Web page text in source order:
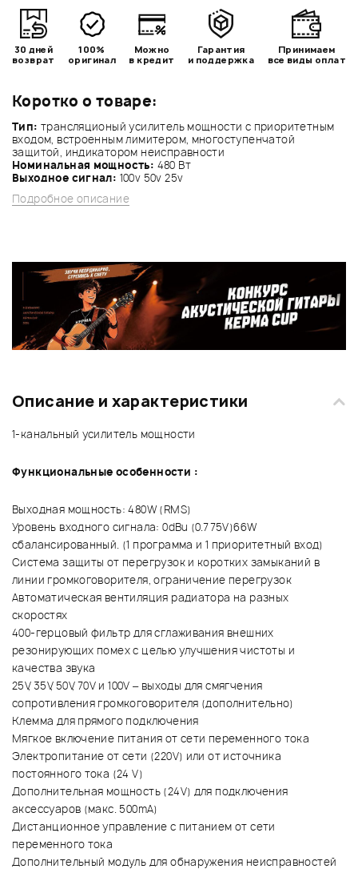
Коротко о товаре:
Тип: трансляционый усилитель мощности c приоритетным
входом, встроенным лимитером, многоступенчатой
защитой, индикатором неисправности
Номинальная мощность: 480 Вт
Выходное сигнал: 100v 50v 25v
Подробное описание
30 дней
возврат
100%
оригинал
Можно
в кредит
Гарантия
и поддержка
Принимаем
все виды оплат
Описание и характеристики
1-канальный усилитель мощности
Функциональные особенности :
Выходная мощность: 480W (RMS)
Уровень входного сигнала: 0dBu (0.775V)66W
сбалансированный. (1 программа и 1 приоритетный вход)
Система защиты от перегрузок и коротких замыканий в
линии громкоговорителя, ограничение перегрузок
Автоматическая вентиляция радиатора на разных
скоростях
400-герцовый фильтр для сглаживания внешних
резонирующих помех с целью улучшения чистоты и
качества звука
25V, 35V, 50V, 70V и 100V – выходы для смягчения
сопротивления громкоговорителя (дополнительно)
Клемма для прямого подключения
Мягкое включение питания от сети переменного тока
Электропитание от сети (220V) или от источника
постоянного тока (24 V)
Дополнительная мощность (24V) для подключения
аксессуаров (макс. 500mA)
Дистанционное управление с питанием от сети
переменного тока
Дополнительный модуль для обнаружения неисправностей